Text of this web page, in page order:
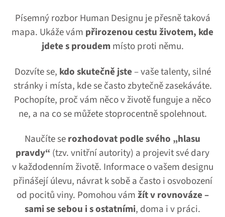
Písemný rozbor Human Designu je přesně taková
mapa. Ukáže vám přirozenou cestu životem, kde
jdete s proudemmísto proti němu.
Dozvíte se, kdo skutečně jste– vaše talenty, silné
stránky i místa, kde se často zbytečně zasekáváte.
Pochopíte, proč vám něco v životě funguje a něco
ne, a na co se můžete stoprocentně spolehnout.
Naučíte serozhodovat podle svého „hlasu
pravdy“ (tzv. vnitřní autority) a projevit své dary
v každodenním životě. Informace o vašem designu
přinášejí úlevu, návrat k sobě a často i osvobození
od pocitů viny. Pomohou vámžít v rovnováze –
sami se sebou i s ostatními, doma i v práci.